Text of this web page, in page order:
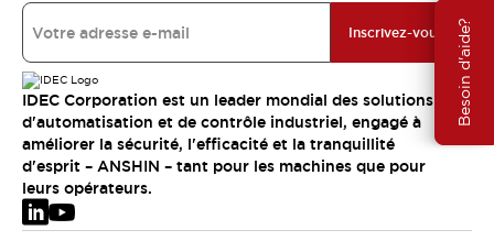
Besoin d'aide?
Inscrivez-vous
IDEC Corporation est un leader mondial des solutions
d'automatisation et de contrôle industriel, engagé à
améliorer la sécurité, l'efficacité et la tranquillité
d'esprit – ANSHIN – tant pour les machines que pour
leurs opérateurs.